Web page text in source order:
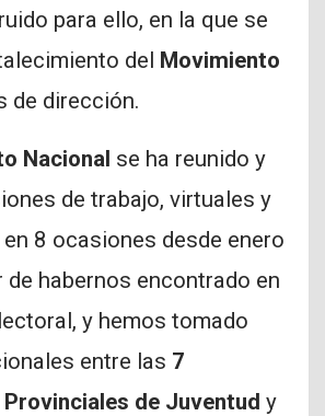
para ello, en la que se
del Movimiento
de dirección.
Nacional se ha reunido y
de trabajo, virtuales y
8 ocasiones desde enero
de habernos encontrado en
y hemos tomado
entre las 7
de Juventud y